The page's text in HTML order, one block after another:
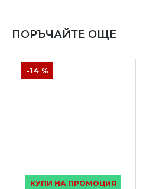
ПОРЪЧАЙТЕ ОЩЕ
КУПИ НА ПРОМОЦИЯ
-14 %